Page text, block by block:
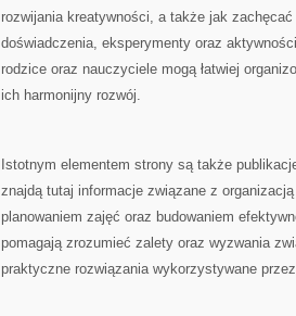
rozwijania kreatywności, a także jak
doświadczenia, eksperymenty oraz
rodzice oraz nauczyciele mogą łatwiej
ich harmonijny rozwój.
Istotnym elementem strony są także
znajdą tutaj informacje związane z
planowaniem zajęć oraz budowaniem
pomagają zrozumieć zalety oraz wyzwania
praktyczne rozwiązania wykorzystywane